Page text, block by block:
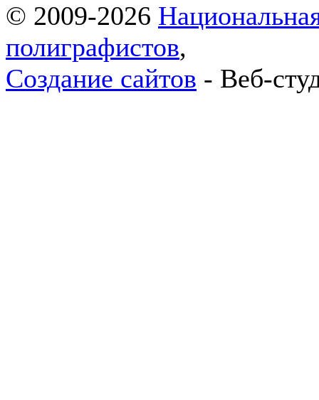
© 2009-2026
полиграфистов,
Создание сайтов - Веб-